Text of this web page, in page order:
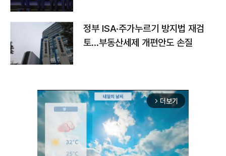
정부 ISA·주가누르기 방지법 재검
토…부동산세제 개편안도 손질
arrow_forward_ios 더보기